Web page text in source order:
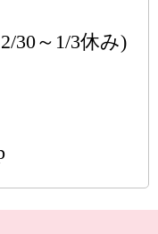
30～1/3休み)